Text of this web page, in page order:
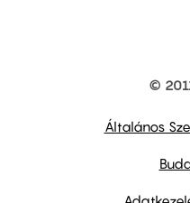
©
Általános